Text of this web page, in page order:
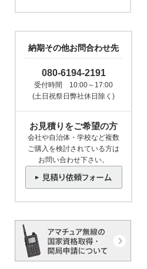
納期その他お問合わせ先
080-6194-2191
受付時間 10:00～17:00
(土日祝祭日弊社休日除く)
お見積りをご希望の方
会社や自治体・学校など複数
ご購入を検討されている方は
お問い合わせ下さい。